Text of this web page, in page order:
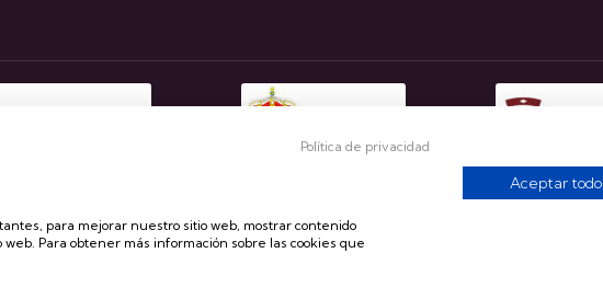
derechos reservados
Política de privacidad
para mejorar nuestro sitio web, mostrar contenido
Para obtener más información sobre las cookies que
Aceptar todo